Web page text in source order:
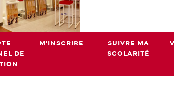
DE
M'INSCRIRE
SUIVRE MA
SCOLARITÉ